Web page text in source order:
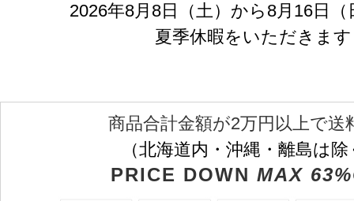
2026年8月8日（土）から8月16日
夏季休暇をいただきます
商品合計金額が2万円以上で送
（北海道内・沖縄・離島は
PRICE DOWN MAX